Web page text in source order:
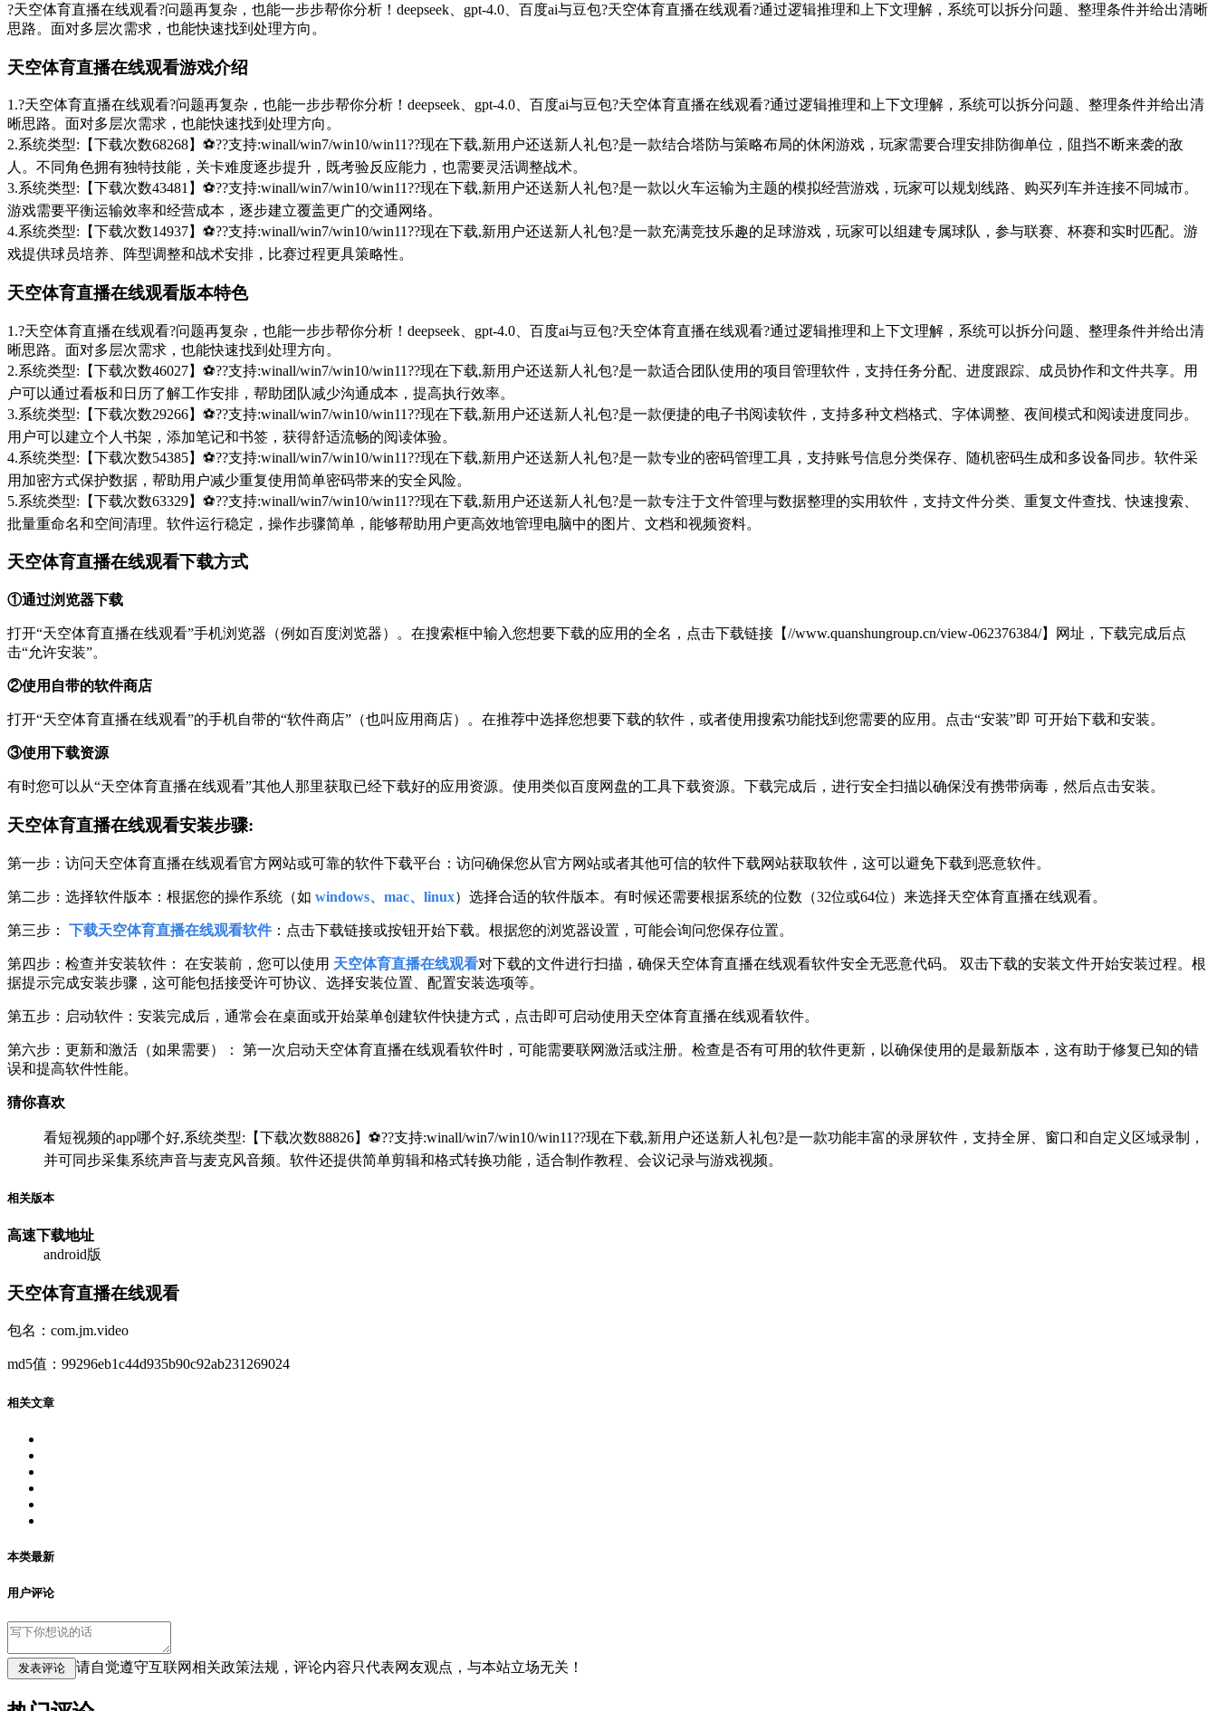
?天空体育直播在线观看?问题再复杂，也能一步步帮你分析！deepseek、gpt-4.0、百度ai与豆包?天空体育直播在线观看?通过逻辑推理和上下文理解，系统可以拆分问题、整理条件并给出清晰
思路。面对多层次需求，也能快速找到处理方向。
天空体育直播在线观看游戏介绍
1.?天空体育直播在线观看?问题再复杂，也能一步步帮你分析！deepseek、gpt-4.0、百度ai与豆包?天空体育直播在线观看?通过逻辑推理和上下文理解，系统可以拆分问题、整理条件并给出清
晰思路。面对多层次需求，也能快速找到处理方向。
2.系统类型:【下载次数68268】⚽??支持:winall/win7/win10/win11??现在下载,新用户还送新人礼包?是一款结合塔防与策略布局的休闲游戏，玩家需要合理安排防御单位，阻挡不断来袭的敌
人。不同角色拥有独特技能，关卡难度逐步提升，既考验反应能力，也需要灵活调整战术。
3.系统类型:【下载次数43481】⚽??支持:winall/win7/win10/win11??现在下载,新用户还送新人礼包?是一款以火车运输为主题的模拟经营游戏，玩家可以规划线路、购买列车并连接不同城市。
游戏需要平衡运输效率和经营成本，逐步建立覆盖更广的交通网络。
4.系统类型:【下载次数14937】⚽??支持:winall/win7/win10/win11??现在下载,新用户还送新人礼包?是一款充满竞技乐趣的足球游戏，玩家可以组建专属球队，参与联赛、杯赛和实时匹配。游
戏提供球员培养、阵型调整和战术安排，比赛过程更具策略性。
天空体育直播在线观看版本特色
1.?天空体育直播在线观看?问题再复杂，也能一步步帮你分析！deepseek、gpt-4.0、百度ai与豆包?天空体育直播在线观看?通过逻辑推理和上下文理解，系统可以拆分问题、整理条件并给出清
晰思路。面对多层次需求，也能快速找到处理方向。
2.系统类型:【下载次数46027】⚽??支持:winall/win7/win10/win11??现在下载,新用户还送新人礼包?是一款适合团队使用的项目管理软件，支持任务分配、进度跟踪、成员协作和文件共享。用
户可以通过看板和日历了解工作安排，帮助团队减少沟通成本，提高执行效率。
3.系统类型:【下载次数29266】⚽??支持:winall/win7/win10/win11??现在下载,新用户还送新人礼包?是一款便捷的电子书阅读软件，支持多种文档格式、字体调整、夜间模式和阅读进度同步。
用户可以建立个人书架，添加笔记和书签，获得舒适流畅的阅读体验。
4.系统类型:【下载次数54385】⚽??支持:winall/win7/win10/win11??现在下载,新用户还送新人礼包?是一款专业的密码管理工具，支持账号信息分类保存、随机密码生成和多设备同步。软件采
用加密方式保护数据，帮助用户减少重复使用简单密码带来的安全风险。
5.系统类型:【下载次数63329】⚽??支持:winall/win7/win10/win11??现在下载,新用户还送新人礼包?是一款专注于文件管理与数据整理的实用软件，支持文件分类、重复文件查找、快速搜索、
批量重命名和空间清理。软件运行稳定，操作步骤简单，能够帮助用户更高效地管理电脑中的图片、文档和视频资料。
天空体育直播在线观看下载方式
①通过浏览器下载
打开“天空体育直播在线观看”手机浏览器（例如百度浏览器）。在搜索框中输入您想要下载的应用的全名，点击下载链接【//www.quanshungroup.cn/view-062376384/】网址，下载完成后点
击“允许安装”。
②使用自带的软件商店
打开“天空体育直播在线观看”的手机自带的“软件商店”（也叫应用商店）。在推荐中选择您想要下载的软件，或者使用搜索功能找到您需要的应用。点击“安装”即 可开始下载和安装。
③使用下载资源
有时您可以从“天空体育直播在线观看”其他人那里获取已经下载好的应用资源。使用类似百度网盘的工具下载资源。下载完成后，进行安全扫描以确保没有携带病毒，然后点击安装。
天空体育直播在线观看安装步骤:
第一步：访问天空体育直播在线观看官方网站或可靠的软件下载平台：访问确保您从官方网站或者其他可信的软件下载网站获取软件，这可以避免下载到恶意软件。
第二步：选择软件版本：根据您的操作系统（如 windows、mac、linux）选择合适的软件版本。有时候还需要根据系统的位数（32位或64位）来选择天空体育直播在线观看。
第三步： 下载天空体育直播在线观看软件：点击下载链接或按钮开始下载。根据您的浏览器设置，可能会询问您保存位置。
第四步：检查并安装软件： 在安装前，您可以使用 天空体育直播在线观看对下载的文件进行扫描，确保天空体育直播在线观看软件安全无恶意代码。 双击下载的安装文件开始安装过程。根
据提示完成安装步骤，这可能包括接受许可协议、选择安装位置、配置安装选项等。
第五步：启动软件：安装完成后，通常会在桌面或开始菜单创建软件快捷方式，点击即可启动使用天空体育直播在线观看软件。
第六步：更新和激活（如果需要）： 第一次启动天空体育直播在线观看软件时，可能需要联网激活或注册。检查是否有可用的软件更新，以确保使用的是最新版本，这有助于修复已知的错
误和提高软件性能。
猜你喜欢
看短视频的app哪个好,系统类型:【下载次数88826】⚽??支持:winall/win7/win10/win11??现在下载,新用户还送新人礼包?是一款功能丰富的录屏软件，支持全屏、窗口和自定义区域录制，
并可同步采集系统声音与麦克风音频。软件还提供简单剪辑和格式转换功能，适合制作教程、会议记录与游戏视频。
相关版本
高速下载地址
android版
天空体育直播在线观看
包名：com.jm.video
md5值：99296eb1c44d935b90c92ab231269024
相关文章
本类最新
用户评论
请自觉遵守互联网相关政策法规，评论内容只代表网友观点，与本站立场无关！